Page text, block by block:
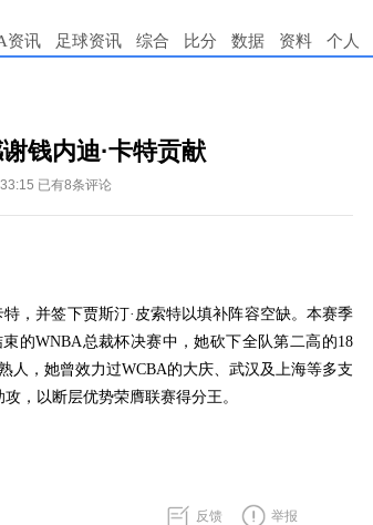
资讯 足球资讯 综合 比分 数据 资料 个人
钱内迪·卡特贡献
已有8条评论
，并签下贾斯汀·皮索特以填补阵容空缺。本赛季
的WNBA总裁杯决赛中，她砍下全队第二高的18
人，她曾效力过WCBA的大庆、武汉及上海等多支
，以断层优势荣膺联赛得分王。
反馈 举报